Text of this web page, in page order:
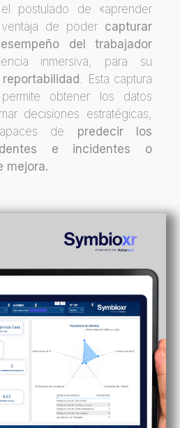
postulado de «aprender
de poder capturar
del trabajador
inmersiva, para su
. Esta captura
obtener los datos
decisiones estratégicas,
de predecir los
e incidentes o
mejora.